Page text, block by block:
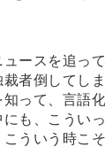
ュースを追っ
裁者倒してし
知って、言語
にも、こうい
こういう時こ